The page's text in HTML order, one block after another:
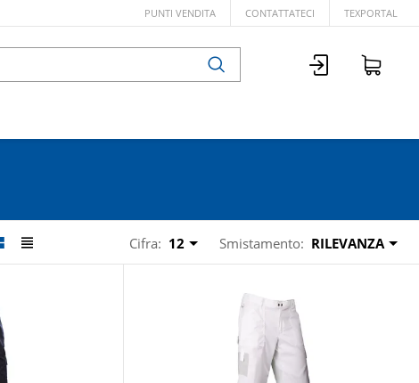
PUNTI VENDITA CONTATTATECI TEXPORTAL
Cifra: 12 Smistamento: RILEVANZA